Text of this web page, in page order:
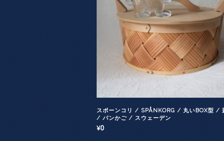
スポーンコリ / SPÅNKORG / 丸いBOX型 /
/ パンかご / スウェーデン
¥0